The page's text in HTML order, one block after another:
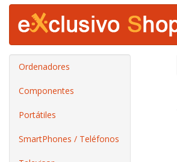
Ordenadores
Componentes
Portátiles
SmartPhones / Teléfonos